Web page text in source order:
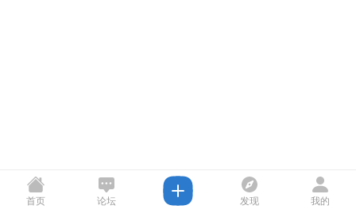
首页 论坛 发现 我的